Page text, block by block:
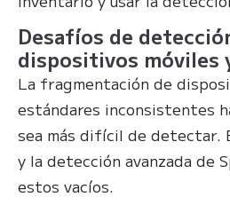
Desafíos de
dispositivos móviles
La fragmentación de
estándares inconsistentes
sea más difícil de detectar.
y la detección avanzada de
estos vacíos.